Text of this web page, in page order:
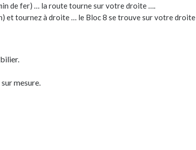
de fer) … la route tourne sur votre droite ….
et tournez à droite … le Bloc 8 se trouve sur votre droite
mesure.